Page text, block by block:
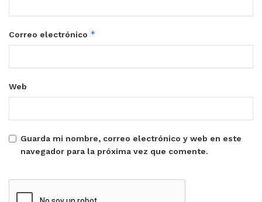
Correo electrónico *
Web
Guarda mi nombre, correo electrónico y web en este
navegador para la próxima vez que comente.